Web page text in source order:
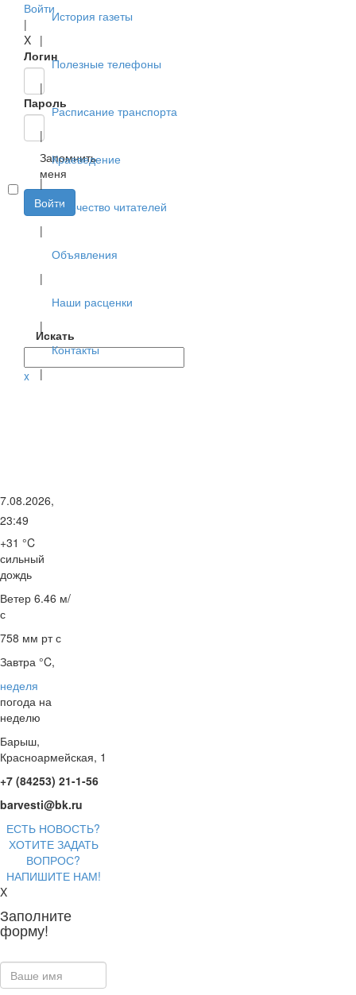
Войти
|
X
Логин
Пароль
Запомнить
меня
Войти
Искать
x
История газеты
|
Полезные телефоны
|
Расписание транспорта
|
Краеведение
|
Творчество читателей
|
Объявления
|
Наши расценки
|
Контакты
|
7.08.2026,
23:49
+31 °C
сильный
дождь
Ветер 6.46 м/
с
758 мм рт с
Завтра °C,
неделя
погода на
неделю
Барыш,
Красноармейская, 1
+7 (84253) 21-1-56
barvesti@bk.ru
ЕСТЬ НОВОСТЬ?
ХОТИТЕ ЗАДАТЬ
ВОПРОС?
НАПИШИТЕ НАМ!
X
Заполните
форму!